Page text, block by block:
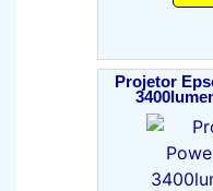
Projetor